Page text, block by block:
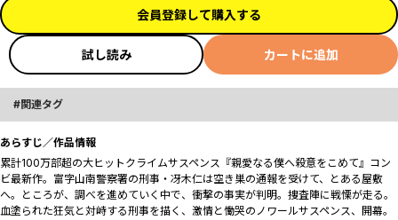
会員登録して購入する
試し読み カートに追加
関連タグ
あらすじ／作品情報
累計100万部超の大ヒットクライムサスペンス『親愛なる僕へ殺意をこめて』コン
ビ最新作。富字山南警察署の刑事・冴木仁は空き巣の通報を受けて、とある屋敷
へ。ところが、調べを進めていく中で、衝撃の事実が判明。捜査陣に戦慄が走る。
血塗られた狂気と対峙する刑事を描く、激情と慟哭のノワールサスペンス、開幕。